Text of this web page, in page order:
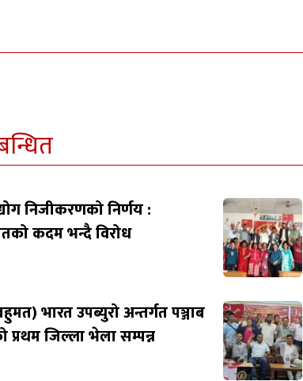
निजीकरणको निर्णय :
कदम भन्दै विरोध
भारत उपब्युरो अन्तर्गत पञ्जाब
प्रथम जिल्ला भेला सम्पन्न